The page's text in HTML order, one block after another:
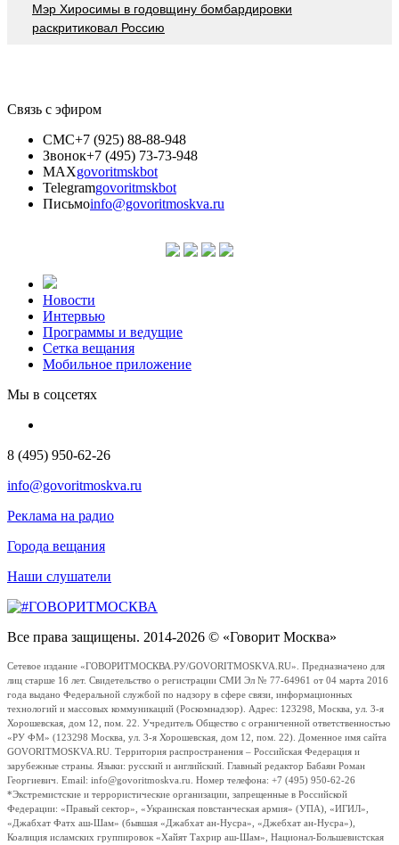
Мэр Хиросимы в годовщину бомбардировки
раскритиковал Россию
Связь с эфиром
СМС+7 (925) 88-88-948
Звонок+7 (495) 73-73-948
MAXgovoritmskbot
Telegramgovoritmskbot
Письмоinfo@govoritmoskva.ru
Новости
Интервью
Программы и ведущие
Сетка вещания
Мобильное приложение
Мы в соцсетях
8 (495) 950-62-26
info@govoritmoskva.ru
Реклама на радио
Города вещания
Наши слушатели
Все права защищены. 2014-2026 © «Говорит Москва»
Сетевое издание «ГОВОРИТМОСКВА.РУ/GOVORITMOSKVA.RU». Предназначено для
лиц старше 16 лет. Свидетельство о регистрации СМИ Эл № 77-64961 от 04 марта 2016
года выдано Федеральной службой по надзору в сфере связи, информационных
технологий и массовых коммуникаций (Роскомнадзор). Адрес: 123298, Москва, ул. 3-я
Хорошевская, дом 12, пом. 22. Учредитель Общество с ограниченной ответственностью
«РУ ФМ» (123298 Москва, ул. 3-я Хорошевская, дом 12, пом. 22). Доменное имя сайта
GOVORITMOSKVA.RU. Территория распространения – Российская Федерация и
зарубежные страны. Языки: русский и английский. Главный редактор Бабаян Роман
Георгиевич. Email: info@govoritmoskva.ru. Номер телефона: +7 (495) 950-62-26
*Экстремистские и террористические организации, запрещенные в Российской
Федерации: «Правый сектор», «Украинская повстанческая армия» (УПА), «ИГИЛ»,
«Джабхат Фатх аш-Шам» (бывшая «Джабхат ан-Нусра», «Джебхат ан-Нусра»),
Коалиция исламских группировок «Хайят Тахрир аш-Шам», Национал-Большевистская